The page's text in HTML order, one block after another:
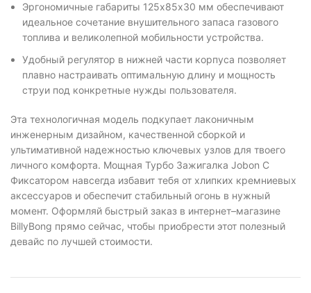
Эргономичные габариты 125х85х30 мм обеспечивают
идеальное сочетание внушительного запаса газового
топлива и великолепной мобильности устройства.
Удобный регулятор в нижней части корпуса позволяет
плавно настраивать оптимальную длину и мощность
струи под конкретные нужды пользователя.
Эта технологичная модель подкупает лаконичным
инженерным дизайном, качественной сборкой и
ультимативной надежностью ключевых узлов для твоего
личного комфорта. Мощная Турбо Зажигалка Jobon С
Фиксатором навсегда избавит тебя от хлипких кремниевых
аксессуаров и обеспечит стабильный огонь в нужный
момент. Оформляй быстрый заказ в интернет–магазине
BillyBong прямо сейчас, чтобы приобрести этот полезный
девайс по лучшей стоимости.